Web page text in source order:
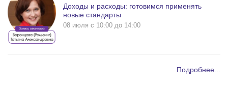
Доходы и расходы: готовимся применять
новые стандарты
08 июля c 10:00 до 14:00
Подробнее...